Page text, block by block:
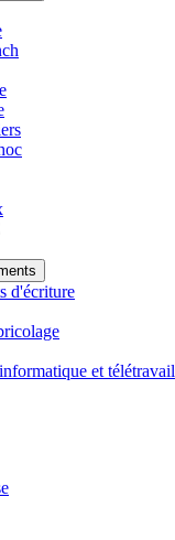
d'écriture
et télétravail